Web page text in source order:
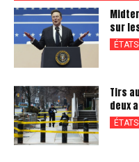
sur
Tirs
deux